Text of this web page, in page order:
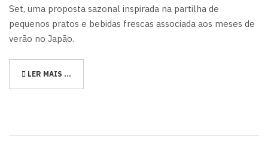
Set, uma proposta sazonal inspirada na partilha de
pequenos pratos e bebidas frescas associada aos meses de
verão no Japão.
LER MAIS …